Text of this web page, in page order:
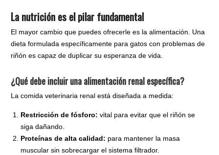
La nutrición es el pilar fundamental
El mayor cambio que puedes ofrecerle es la alimentación. Una
dieta formulada específicamente para gatos con problemas de
riñón es capaz de duplicar su esperanza de vida.
¿Qué debe incluir una alimentación renal específica?
La comida veterinaria renal está diseñada a medida:
Restricción de fósforo: vital para evitar que el riñón se
siga dañando.
Proteínas de alta calidad: para mantener la masa
muscular sin sobrecargar el sistema filtrador.